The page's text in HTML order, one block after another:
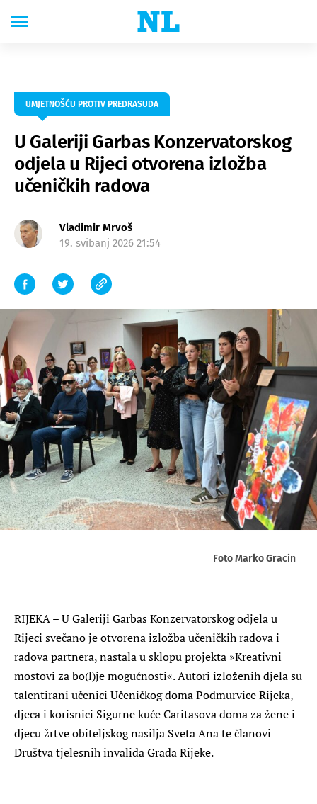
UMJETNOŠĆU PROTIV PREDRASUDA
U Galeriji Garbas Konzervatorskog
odjela u Rijeci otvorena izložba
učeničkih radova
Vladimir Mrvoš
19. svibanj 2026 21:54
Foto Marko Gracin
RIJEKA – U Galeriji Garbas Konzervatorskog odjela u
Rijeci svečano je otvorena izložba učeničkih radova i
radova partnera, nastala u sklopu projekta »Kreativni
mostovi za bo(l)je mogućnosti«. Autori izloženih djela su
talentirani učenici Učeničkog doma Podmurvice Rijeka,
djeca i korisnici Sigurne kuće Caritasova doma za žene i
djecu žrtve obiteljskog nasilja Sveta Ana te članovi
Društva tjelesnih invalida Grada Rijeke.